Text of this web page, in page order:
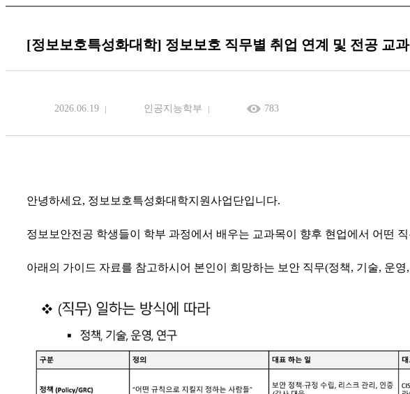
[정보보호특성화대학] 정보보호 직무별 취업 연계 및 전공 교
2026.06.19 인공지능학부 783
안녕하세요, 정보보호특성화대학지원사업단입니다.
정보보안전공 학생들이 학부 과정에서 배우는 교과목이 향후 현업에서 어떤
아래의 가이드 자료를 참고하시어 본인이 희망하는 보안 직무(정책, 기술, 운영,